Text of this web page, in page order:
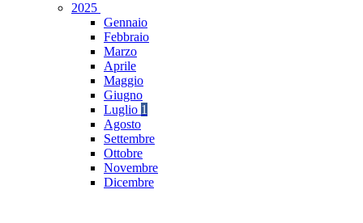
2025
Gennaio
Febbraio
Marzo
Aprile
Maggio
Giugno
Luglio 1
Agosto
Settembre
Ottobre
Novembre
Dicembre